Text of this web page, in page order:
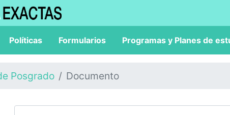
Políticas Formularios Programas y Planes de
Posgrado Documento